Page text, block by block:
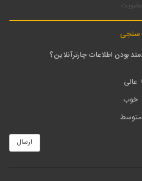
عضویت
سنجی
بودن اطلاعات چارترآنلاین؟
عالی
خوب
متوسط
ارسال